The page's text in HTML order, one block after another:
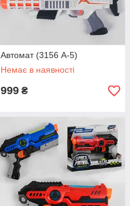
Автомат (3156 A-5)
Немає в наявності
999 ₴